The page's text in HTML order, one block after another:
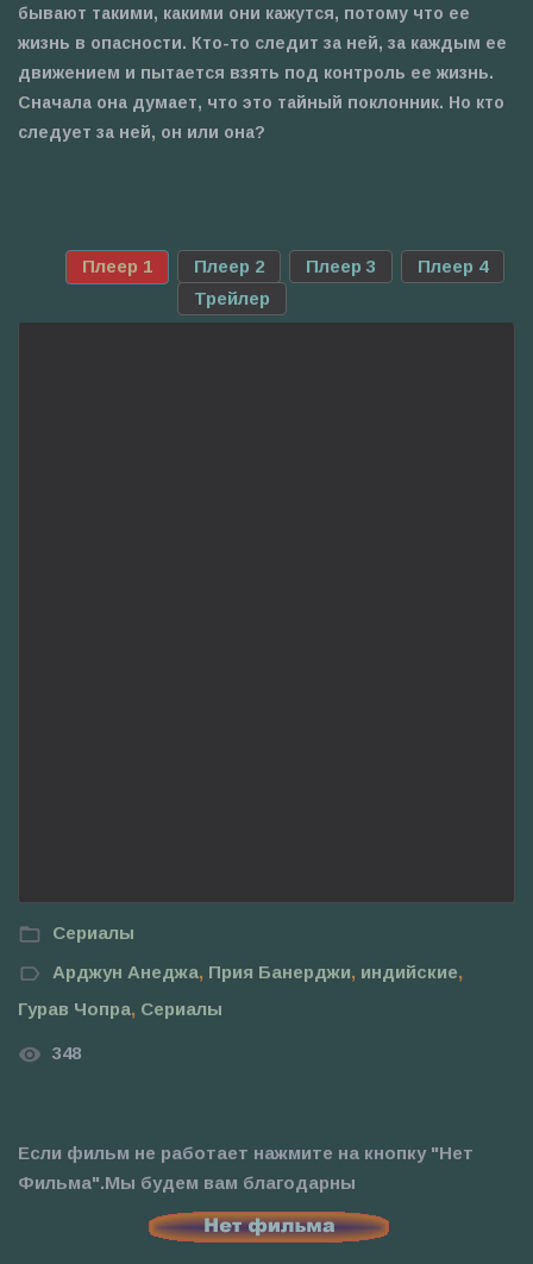
бывают такими, какими они кажутся, потому что ее
жизнь в опасности. Кто-то следит за ней, за каждым ее
движением и пытается взять под контроль ее жизнь.
Сначала она думает, что это тайный поклонник. Но кто
следует за ней, он или она?
Плеер 1 Плеер 2 Плеер 3
Плеер 4
Трейлер
Сериалы
Арджун Анеджа, Прия Банерджи, индийские,
Гурав Чопра, Сериалы
348
Если фильм не работает нажмите на кнопку "Нет
Фильма".Мы будем вам благодарны